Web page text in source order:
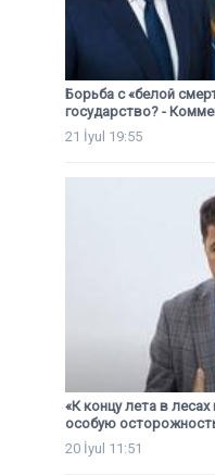
Борьба с «белой
государство? -
21 İyul 19:55
«К концу лета в
особую
20 İyul 11:51